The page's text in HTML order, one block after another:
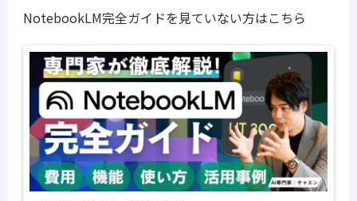
NotebookLM完全ガイドを見ていない方はこちら